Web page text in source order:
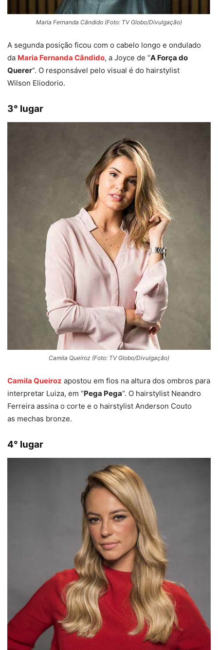
Maria Fernanda Cândido (Foto: TV Globo/Divulgação)
A segunda posição ficou com o cabelo longo e ondulado
da Maria Fernanda Cândido, a Joyce de “A Força do
Querer“. O responsável pelo visual é do hairstylist
Wilson Eliodorio.
3° lugar
Camila Queiroz (Foto: TV Globo/Divulgação)
Camila Queiroz apostou em fios na altura dos ombros para
interpretar Luiza, em “Pega Pega“. O hairstylist Neandro
Ferreira assina o corte e o hairstylist Anderson Couto
as mechas bronze.
4° lugar